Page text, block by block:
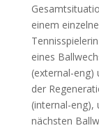
einem
eines
(external-eng)
der
(internal-eng),
nächsten